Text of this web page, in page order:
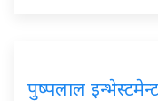
पुष्पलाल